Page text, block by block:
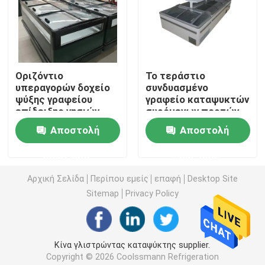
Ανοικτό ψυγείο προθηκών
Ψυκτήρας νησιών υπεραγορών
Καταψύκτης με επίδειξη κρέατος
Ψυγείο Deli Display
Δοχείο ψύξης επίδειξης τροφίμων
Ψυκτήρας κρύων δωματίων
Οριζόντιο
υπεραγορών δοχείο
ψύξης γραφείου
επίδειξης νησιών
κατεψυγμένο
ψυκτήραςΑποστολή
Το τεράστιο
συνδυασμένο
γραφείο καταψυκτών
συρόμενων πορτών
νησιών αυτόματο
ξεπαγώνειΑποστολή
Αρχική Σελίδα Περίπου εμείς επαφή
Desktop Site
Sitemap
Privacy Policy
Κίνα γλιστρώντας καταψύκτης supplier.
Copyright © 2026 Coolssmann Refrigeration